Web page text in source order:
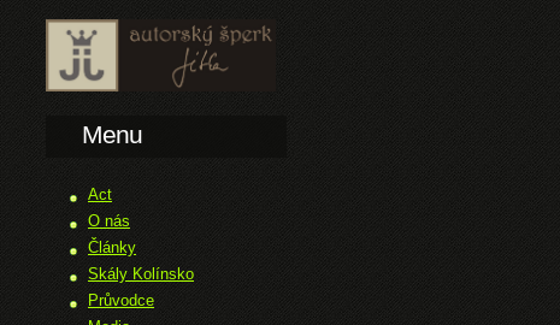
Menu
Act
O nás
Články
Skály Kolínsko
Průvodce